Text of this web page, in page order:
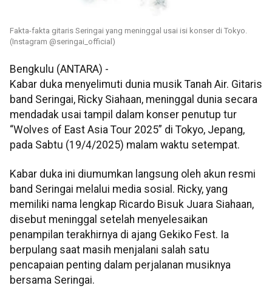
Fakta-fakta gitaris Seringai yang meninggal usai isi konser di Tokyo.
(Instagram @seringai_official)
Bengkulu (ANTARA) -
Kabar duka menyelimuti dunia musik Tanah Air. Gitaris
band Seringai, Ricky Siahaan, meninggal dunia secara
mendadak usai tampil dalam konser penutup tur
“Wolves of East Asia Tour 2025” di Tokyo, Jepang,
pada Sabtu (19/4/2025) malam waktu setempat.
Kabar duka ini diumumkan langsung oleh akun resmi
band Seringai melalui media sosial. Ricky, yang
memiliki nama lengkap Ricardo Bisuk Juara Siahaan,
disebut meninggal setelah menyelesaikan
penampilan terakhirnya di ajang Gekiko Fest. Ia
berpulang saat masih menjalani salah satu
pencapaian penting dalam perjalanan musiknya
bersama Seringai.